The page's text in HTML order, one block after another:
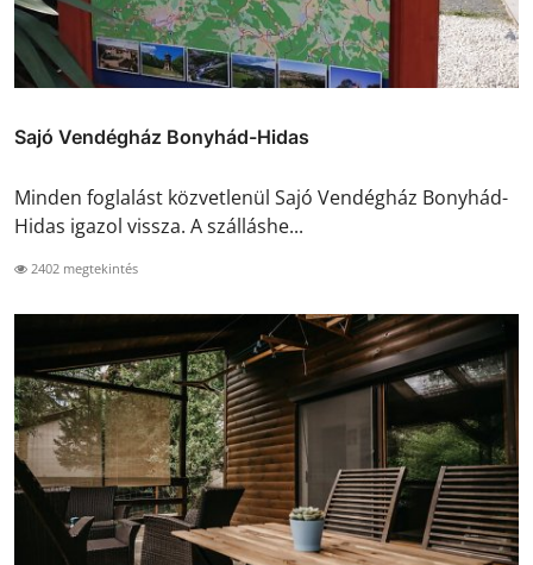
Sajó Vendégház Bonyhád-Hidas
Minden foglalást közvetlenül Sajó Vendégház Bonyhád-
Hidas igazol vissza. A szálláshe...
2402 megtekintés